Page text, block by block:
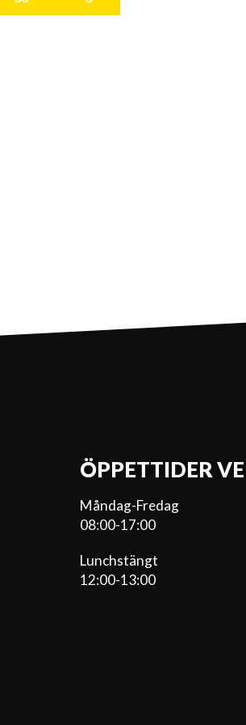
ÖPPETTIDER
Måndag-Fredag
08:00-17:00
Lunchstängt
12:00-13:00